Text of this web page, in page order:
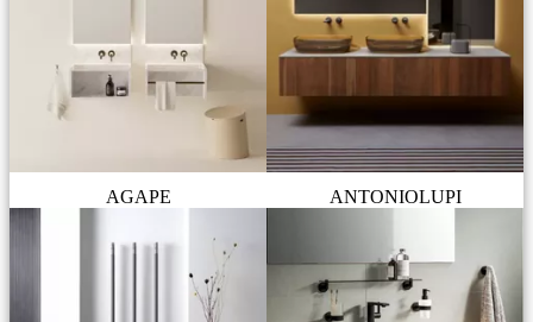
AGAPE ANTONIOLUPI